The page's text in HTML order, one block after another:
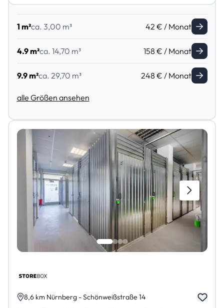
1 m²ca. 3,00 m³ 42 € / Monat
4.9 m²ca. 14,70 m³ 158 € / Monat
9.9 m²ca. 29,70 m³ 248 € / Monat
alle Größen ansehen
8,6 km Nürnberg - Schönweißstraße 14